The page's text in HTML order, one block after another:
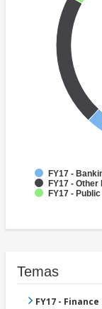
FY17 -
FY17 -
FY17 -
Temas
FY17 - Finance